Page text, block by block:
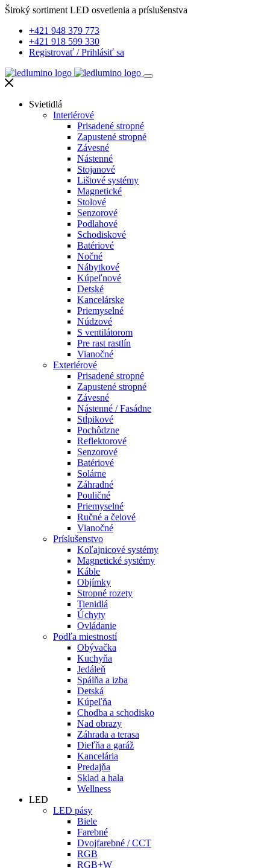
Široký sortiment LED osvetlenia a príslušenstva
+421 948 379 773
+421 918 599 330
Registrovať /Prihlásiť sa
Svietidlá
Interiérové
Prisadené stropné
Zapustené stropné
Závesné
Nástenné
Stojanové
Lištové systémy
Magnetické
Stolové
Senzorové
Podlahové
Schodiskové
Batériové
Nočné
Nábytkové
Kúpeľnové
Detské
Kancelárske
Priemyselné
Núdzové
S ventilátorom
Pre rast rastlín
Vianočné
Exteriérové
Prisadené stropné
Zapustené stropné
Závesné
Nástenné / Fasádne
Stĺpikové
Pochôdzne
Reflektorové
Senzorové
Batériové
Solárne
Záhradné
Pouličné
Priemyselné
Ručné a čelové
Vianočné
Príslušenstvo
Koľajnicové systémy
Magnetické systémy
Káble
Objímky
Stropné rozety
Tienidlá
Úchyty
Ovládanie
Podľa miestností
Obývačka
Kuchyňa
Jedáleň
Spálňa a izba
Detská
Kúpeľňa
Chodba a schodisko
Nad obrazy
Záhrada a terasa
Dieľňa a garáž
Kancelária
Predajňa
Sklad a hala
Wellness
LED
LED pásy
Biele
Farebné
Dvojfarebné / CCT
RGB
RGB+W